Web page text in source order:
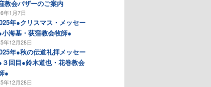
教会バザーのご案内
年1月7日
年●クリスマス・メッセー
小海基・荻窪教会牧師●
年12月28日
年●秋の伝道礼拝メッセー
３回目●鈴木道也・花巻教会
●
年12月28日